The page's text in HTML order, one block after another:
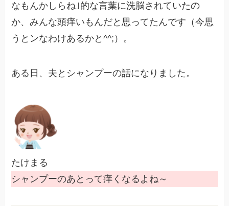
なもんかしらね｣的な言葉に洗脳されていたの
か、みんな頭痒いもんだと思ってたんです（今思
うとンなわけあるかと^^;）。
ある日、夫とシャンプーの話になりました。
たけまる
シャンプーのあとって痒くなるよね～